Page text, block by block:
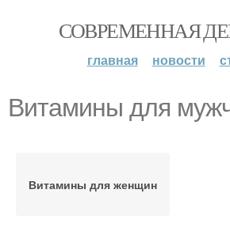
СОВРЕМЕННАЯ
главная новости
Витамины для
Витамины для женщин